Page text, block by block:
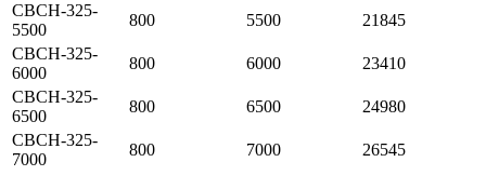
СВСН-325-
5500
800 5500
21845
СВСН-325-
6000
800 6000
23410
СВСН-325-
6500
800 6500
24980
СВСН-325-
7000
800 7000 26545